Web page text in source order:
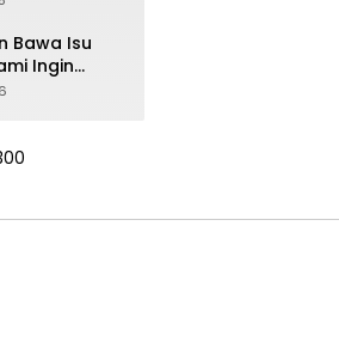
Bawa Isu
Bukan